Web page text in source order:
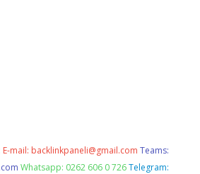
E-mail: backlinkpaneli@gmail.com Teams:
Whatsapp: 0262 606 0 726 Telegram: